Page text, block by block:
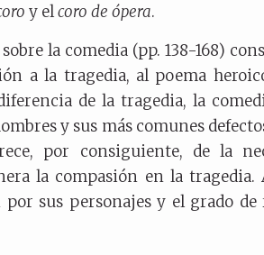
y elcoro de ópera.
la comedia (pp. 138-168)
a la tragedia, al poema
de la tragedia, la
y sus más comunes
por consiguiente, de la
la compasión en la tragedia.
sus personajes y el grado de